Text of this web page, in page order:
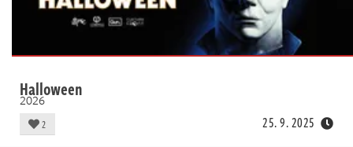
Halloween
2026
2 25. 9. 2025